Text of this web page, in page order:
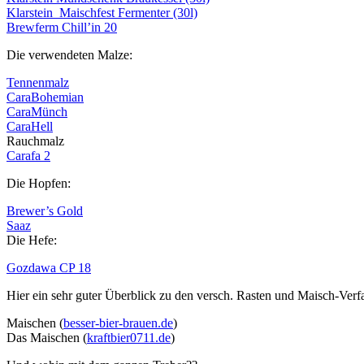
Klarstein Maischfest Fermenter (30l)
Brewferm Chill’in 20
Die verwendeten Malze:
Tennenmalz
CaraBohemian
CaraMünch
CaraHell
Rauchmalz
Carafa 2
Die Hopfen:
Brewer’s Gold
Saaz
Die Hefe:
Gozdawa CP 18
Hier ein sehr guter Überblick zu den versch. Rasten und Maisch-
Maischen (besser-bier-brauen.de)
Das Maischen (kraftbier0711.de)